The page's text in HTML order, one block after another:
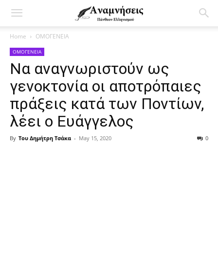
Home ΟΜΟΓΕΝΕΙΑ
ΟΜΟΓΕΝΕΙΑ
Να αναγνωριστούν ως
γενοκτονία οι αποτρόπαιες
πράξεις κατά των Ποντίων,
λέει ο Ευάγγελος
By Του Δημήτρη Τσάκα - May 15, 2020 0